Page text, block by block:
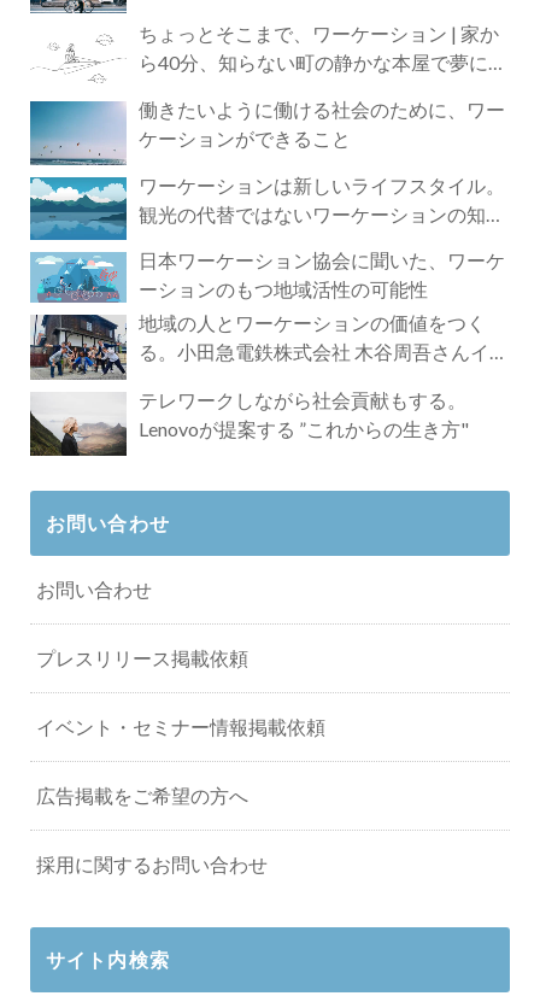
ちょっとそこまで、ワーケーション | 家か
ら40分、知らない町の静かな本屋で夢に近
働きたいように働ける社会のために、ワー
ケーションができること
ワーケーションは新しいライフスタイル。
観光の代替ではないワーケーションの知ら
日本ワーケーション協会に聞いた、ワーケ
ーションのもつ地域活性の可能性
地域の人とワーケーションの価値をつく
る。小田急電鉄株式会社 木谷周吾さんイン
テレワークしながら社会貢献もする。
Lenovoが提案する ”これからの生き方"
お問い合わせ
お問い合わせ
プレスリリース掲載依頼
イベント・セミナー情報掲載依頼
広告掲載をご希望の方へ
採用に関するお問い合わせ
サイト内検索